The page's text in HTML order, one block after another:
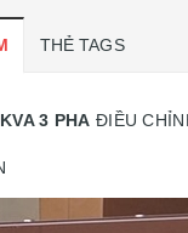
THẺ TAGS
3 PHA ĐIỀU